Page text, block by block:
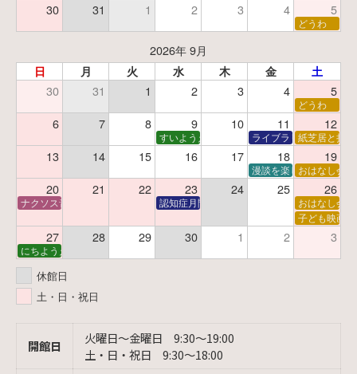
30 31 1 2 3 4 5
どうわ
2026年 9月
日 月 火 水 木 金 土
30 31 1 2 3 4 5
どうわ
6 7 8 9 10 11 12
すいようえほん ライブラリーシアター
紙芝居と折
13 14 15 16 17 18 19
漫談を楽しむ会 ～漫談
おはなし会
20 21 22 23 24 25 26
ナクソス音楽会 第6回 宇宙を感じるクラシック認知症月間 特別映画会「調査屋マオさんの恋
おはなし会
子ども映画会
27 28 29 30 1 2 3
にちようえほん
休館日
土・日・祝日
開館日
火曜日〜金曜日 9:30〜19:00
土・日・祝日 9:30〜18:00